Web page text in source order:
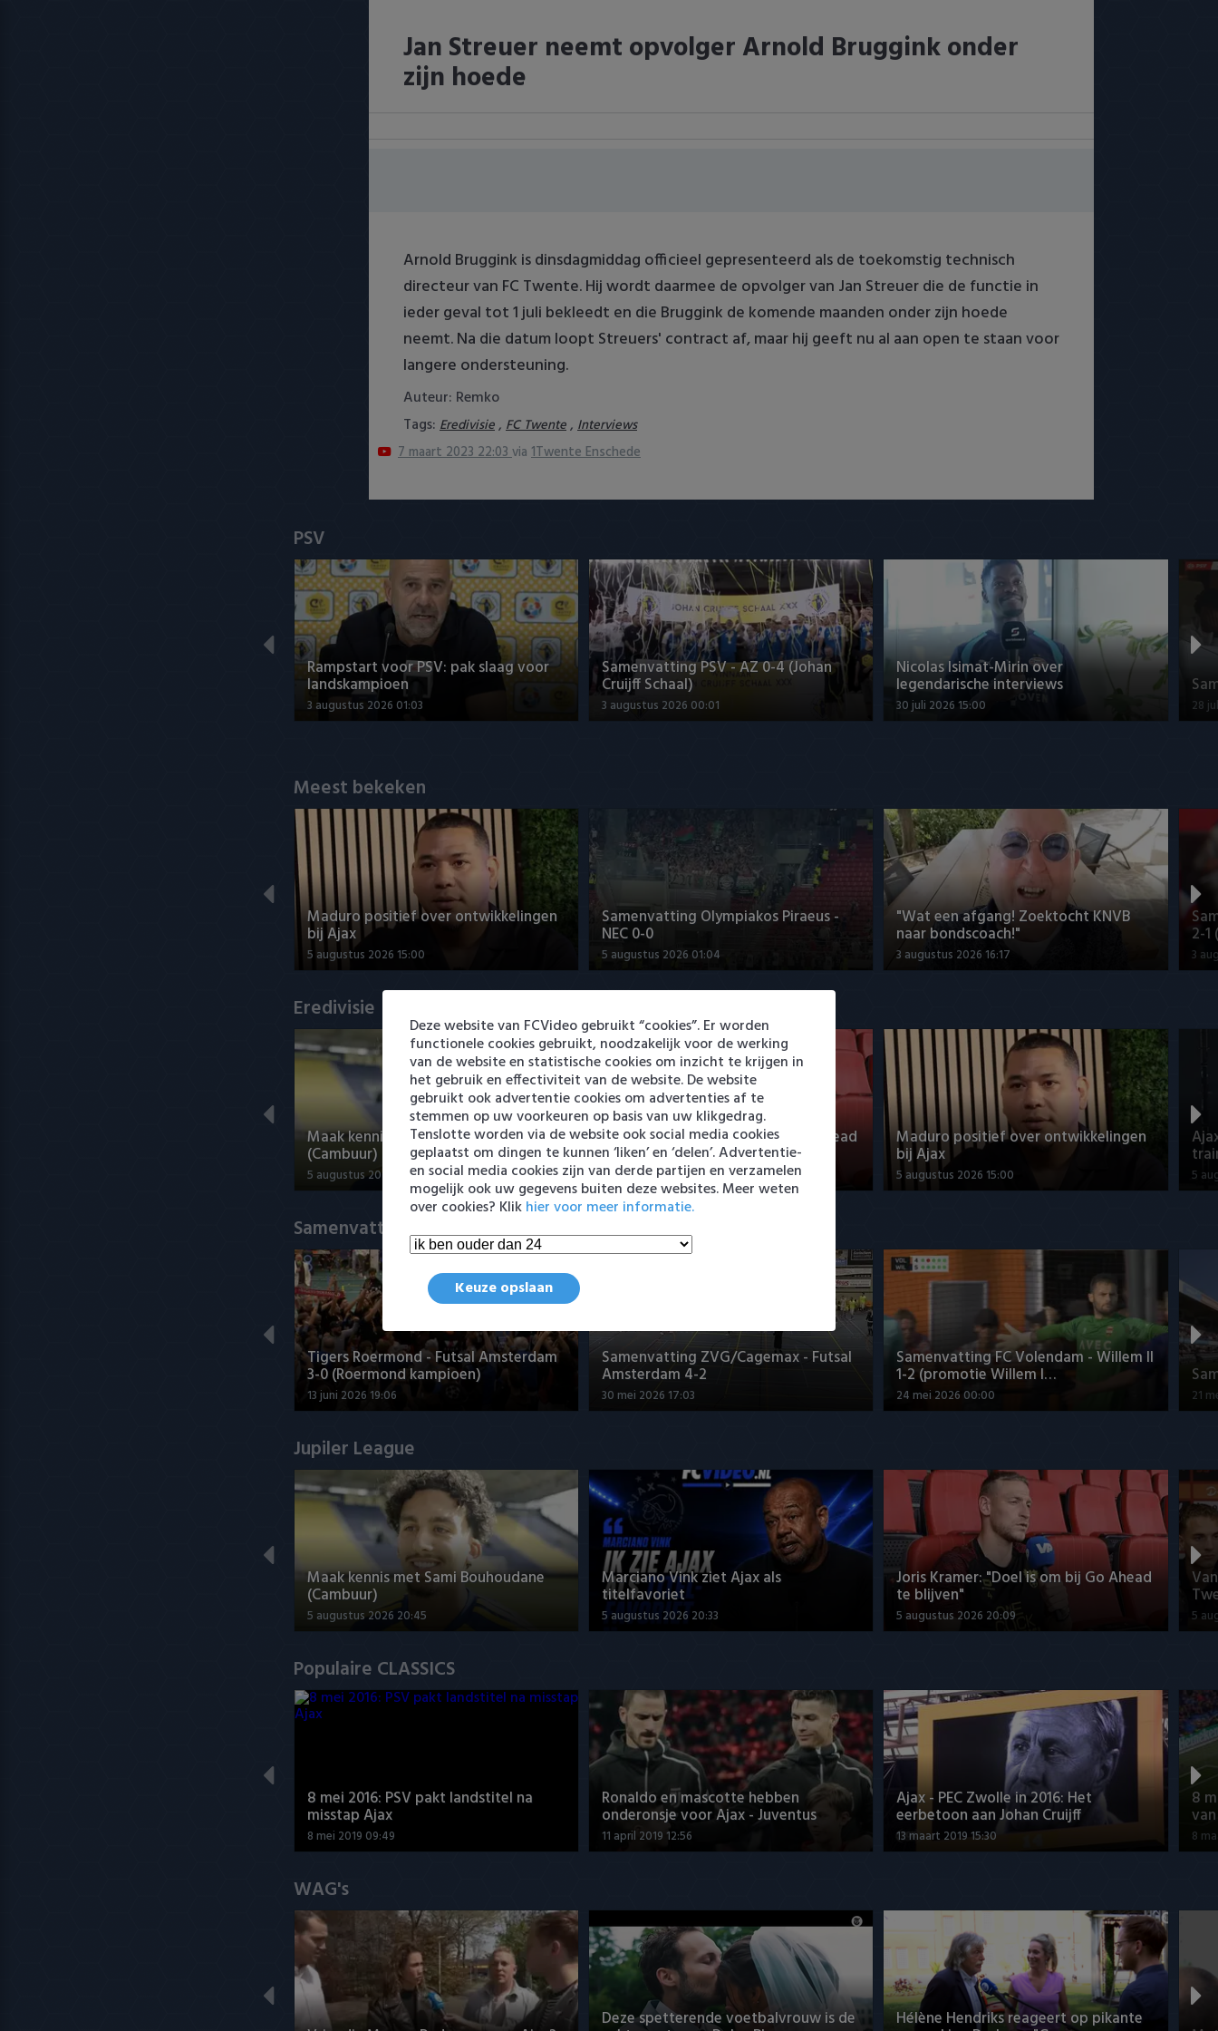
Jan Streuer neemt opvolger Arnold Bruggink onder
zijn hoede
Arnold Bruggink is dinsdagmiddag officieel gepresenteerd als de toekomstig technisch
directeur van FC Twente. Hij wordt daarmee de opvolger van Jan Streuer die de functie in
ieder geval tot 1 juli bekleedt en die Bruggink de komende maanden onder zijn hoede
neemt. Na die datum loopt Streuers' contract af, maar hij geeft nu al aan open te staan voor
langere ondersteuning.
Auteur: Remko
Tags: Eredivisie, FC Twente, Interviews
7 maart 2023 22:03via 1Twente Enschede
PSV
Rampstart voor PSV: pak slaag voor
landskampioen
3 augustus 2026 01:03
Samenvatting PSV - AZ 0-4 (Johan
Cruijff Schaal)
3 augustus 2026 00:01
Nicolas Isimat-Mirin over
legendarische interviews
30 juli 2026 15:00 28
Meest bekeken
Maduro positief over ontwikkelingen
bij Ajax
5 augustus 2026 15:00
Samenvatting Olympiakos Piraeus -
NEC 0-0
5 augustus 2026 01:04
"Wat een afgang! Zoektocht KNVB
naar bondscoach!"
3 augustus 2026 16:17
2-1
3
Eredivisie
Maak kennis met Sami Bouhoudane
(Cambuur)
5 augustus 2026 20:45
Joris Kramer: "Doel is om bij Go Ahead
te blijven"
5 augustus 2026 20:09
Maduro positief over ontwikkelingen
bij Ajax
5 augustus 2026 15:00 5
Samenvattingen Eredivisie
Tigers Roermond - Futsal Amsterdam
3-0 (Roermond kampioen)
13 juni 2026 19:06
Samenvatting ZVG/Cagemax - Futsal
Amsterdam 4-2
30 mei 2026 17:03
Samenvatting FC Volendam - Willem II
1-2 (promotie Willem I…
24 mei 2026 00:00 21
Jupiler League
Maak kennis met Sami Bouhoudane
(Cambuur)
5 augustus 2026 20:45
Marciano Vink ziet Ajax als
titelfavoriet
5 augustus 2026 20:33
Joris Kramer: "Doel is om bij Go Ahead
te blijven"
5 augustus 2026 20:09 5
Populaire CLASSICS
8 mei 2016: PSV pakt landstitel na
misstap Ajax
8 mei 2019 09:49
Ronaldo en mascotte hebben
onderonsje voor Ajax - Juventus
11 april 2019 12:56
Ajax - PEC Zwolle in 2016: Het
eerbetoon aan Johan Cruijff
13 maart 2019 15:30
8
8
WAG's
Deze spetterende voetbalvrouw is de Hélène Hendriks reageert op pikante
Deze website van FCVideo gebruikt “cookies”. Er worden
functionele cookies gebruikt, noodzakelijk voor de werking
van de website en statistische cookies om inzicht te krijgen in
het gebruik en effectiviteit van de website. De website
gebruikt ook advertentie cookies om advertenties af te
stemmen op uw voorkeuren op basis van uw klikgedrag.
Tenslotte worden via de website ook social media cookies
geplaatst om dingen te kunnen ‘liken’ en ‘delen’. Advertentie-
en social media cookies zijn van derde partijen en verzamelen
mogelijk ook uw gegevens buiten deze websites. Meer weten
over cookies? Klikhier voor meer informatie.
Keuze opslaan